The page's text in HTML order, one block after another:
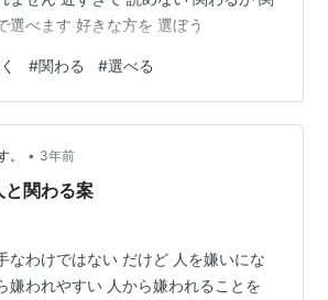
選べます 好きな方を 選ぼう
#関わる #選べる
。 • 3年前
と関わる案
なわけではない だけど 人を嫌いにな
嫌われやすい 人から嫌われることを